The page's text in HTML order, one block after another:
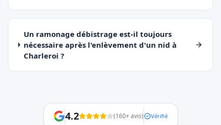
Un ramonage débistrage est-il toujours
nécessaire après l'enlèvement d'un nid à
Charleroi ?
4.2 (160+ avis) Vérifié